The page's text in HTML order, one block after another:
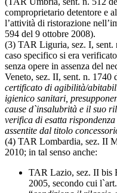
comproprietario detentore e
l’attività di ristorazione
594 del 9 ottobre 2008).
(3) TAR Liguria, sez. I, sent.
caso specifico si era
senza opere in assenza del
Veneto, sez. II, sent. n. 1740
certificato di agibilità/
igienico sanitari,
cause d`insalubrità e il suo
verifica di esatta
assentite dal titolo
(4) TAR Lombardia, sez. II
2010; in tal senso anche:
TAR Lazio, sez. II bis
2005, secondo cui